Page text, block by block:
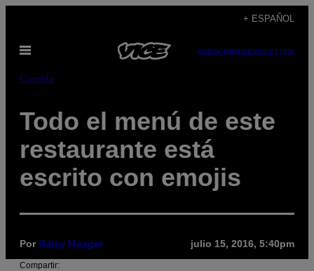
contenido
+ ESPAÑOL
Abrir
SUBSCRIBENEWSLETTER
Comida
Todo el menú de este
restaurante está
escrito con emojis
Por Daisy Meager julio 15, 2016, 5:40pm
Compartir: